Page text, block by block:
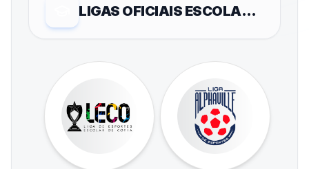
LIGAS OFICIAIS ESCOLARES